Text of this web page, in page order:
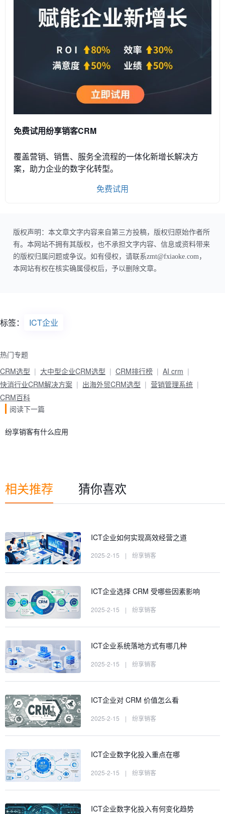
免费试用纷享销客CRM
覆盖营销、销售、服务全流程的一体化新增长解决方
案，助力企业的数字化转型。
免费试用
版权声明：本文章文字内容来自第三方投稿，版权归原始作者所
有。本网站不拥有其版权，也不承担文字内容、信息或资料带来
的版权归属问题或争议。如有侵权，请联系zmt@fxiaoke.com，
本网站有权在核实确属侵权后，予以删除文章。
标签： ICT企业
热门专题
CRM选型
大中型企业CRM选型 CRM排行榜
AI crm
快消行业CRM解决方案
出海外贸CRM选型
营销管理系统
CRM百科
阅读下一篇
纷享销客有什么应用
相关推荐 猜你喜欢
ICT企业如何实现高效经营之道
2025-2-15 | 纷享销客
ICT企业选择 CRM 受哪些因素影响
2025-2-15 | 纷享销客
ICT企业系统落地方式有哪几种
2025-2-15 | 纷享销客
ICT企业对 CRM 价值怎么看
2025-2-15 | 纷享销客
ICT企业数字化投入重点在哪
2025-2-15 | 纷享销客
ICT企业数字化投入有何变化趋势